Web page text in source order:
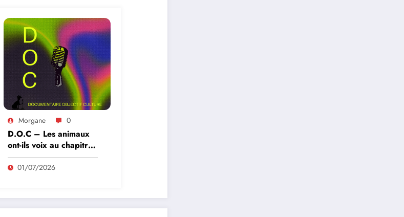
Morgane 0
D.O.C – Les animaux
ont-ils voix au chapitre
?
01/07/2026